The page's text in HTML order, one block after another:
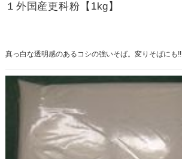
１外国産更科粉【1kg】
真っ白な透明感のあるコシの強いそば。変りそばにも!!